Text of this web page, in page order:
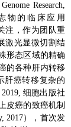
Research,
物的临床应用
注，作为团队重
激光显微切割结
形态区域的精确
的各种肝内转移
肝癌转移复杂的
细胞出版社
皮癌的致癌机制
2017），首次发